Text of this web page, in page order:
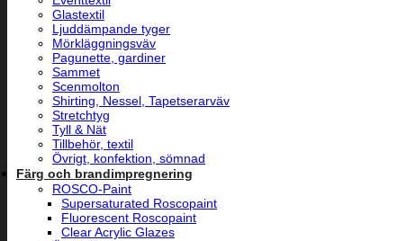
Glastextil
Ljuddämpande tyger
Mörkläggningsväv
Pagunette, gardiner
Sammet
Scenmolton
Shirting, Nessel, Tapetserarväv
Stretchtyg
Tyll & Nät
Tillbehör, textil
Övrigt, konfektion, sömnad
Färg och brandimpregnering
ROSCO-Paint
Supersaturated Roscopaint
Fluorescent Roscopaint
Clear Acrylic Glazes